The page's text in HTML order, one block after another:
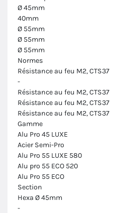
Ø 45mm
40mm
Ø 55mm
Ø 55mm
Ø 55mm
Normes
Résistance au feu M2, CTS37
-
Résistance au feu M2, CTS37
Résistance au feu M2, CTS37
Résistance au feu M2, CTS37
Gamme
Alu Pro 45 LUXE
Acier Semi-Pro
Alu Pro 55 LUXE 580
Alu pro 55 ECO 520
Alu Pro 55 ECO
Section
Hexa Ø 45mm
-